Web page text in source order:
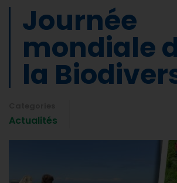
Journée
mondiale
la
Actualités